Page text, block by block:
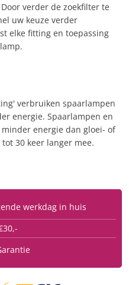
verder de zoekfilter te
uw keuze verder
elke fitting en toepassing
verbruiken spaarlampen
energie. Spaarlampen en
energie dan gloei- of
30 keer langer mee.
werkdag in huis